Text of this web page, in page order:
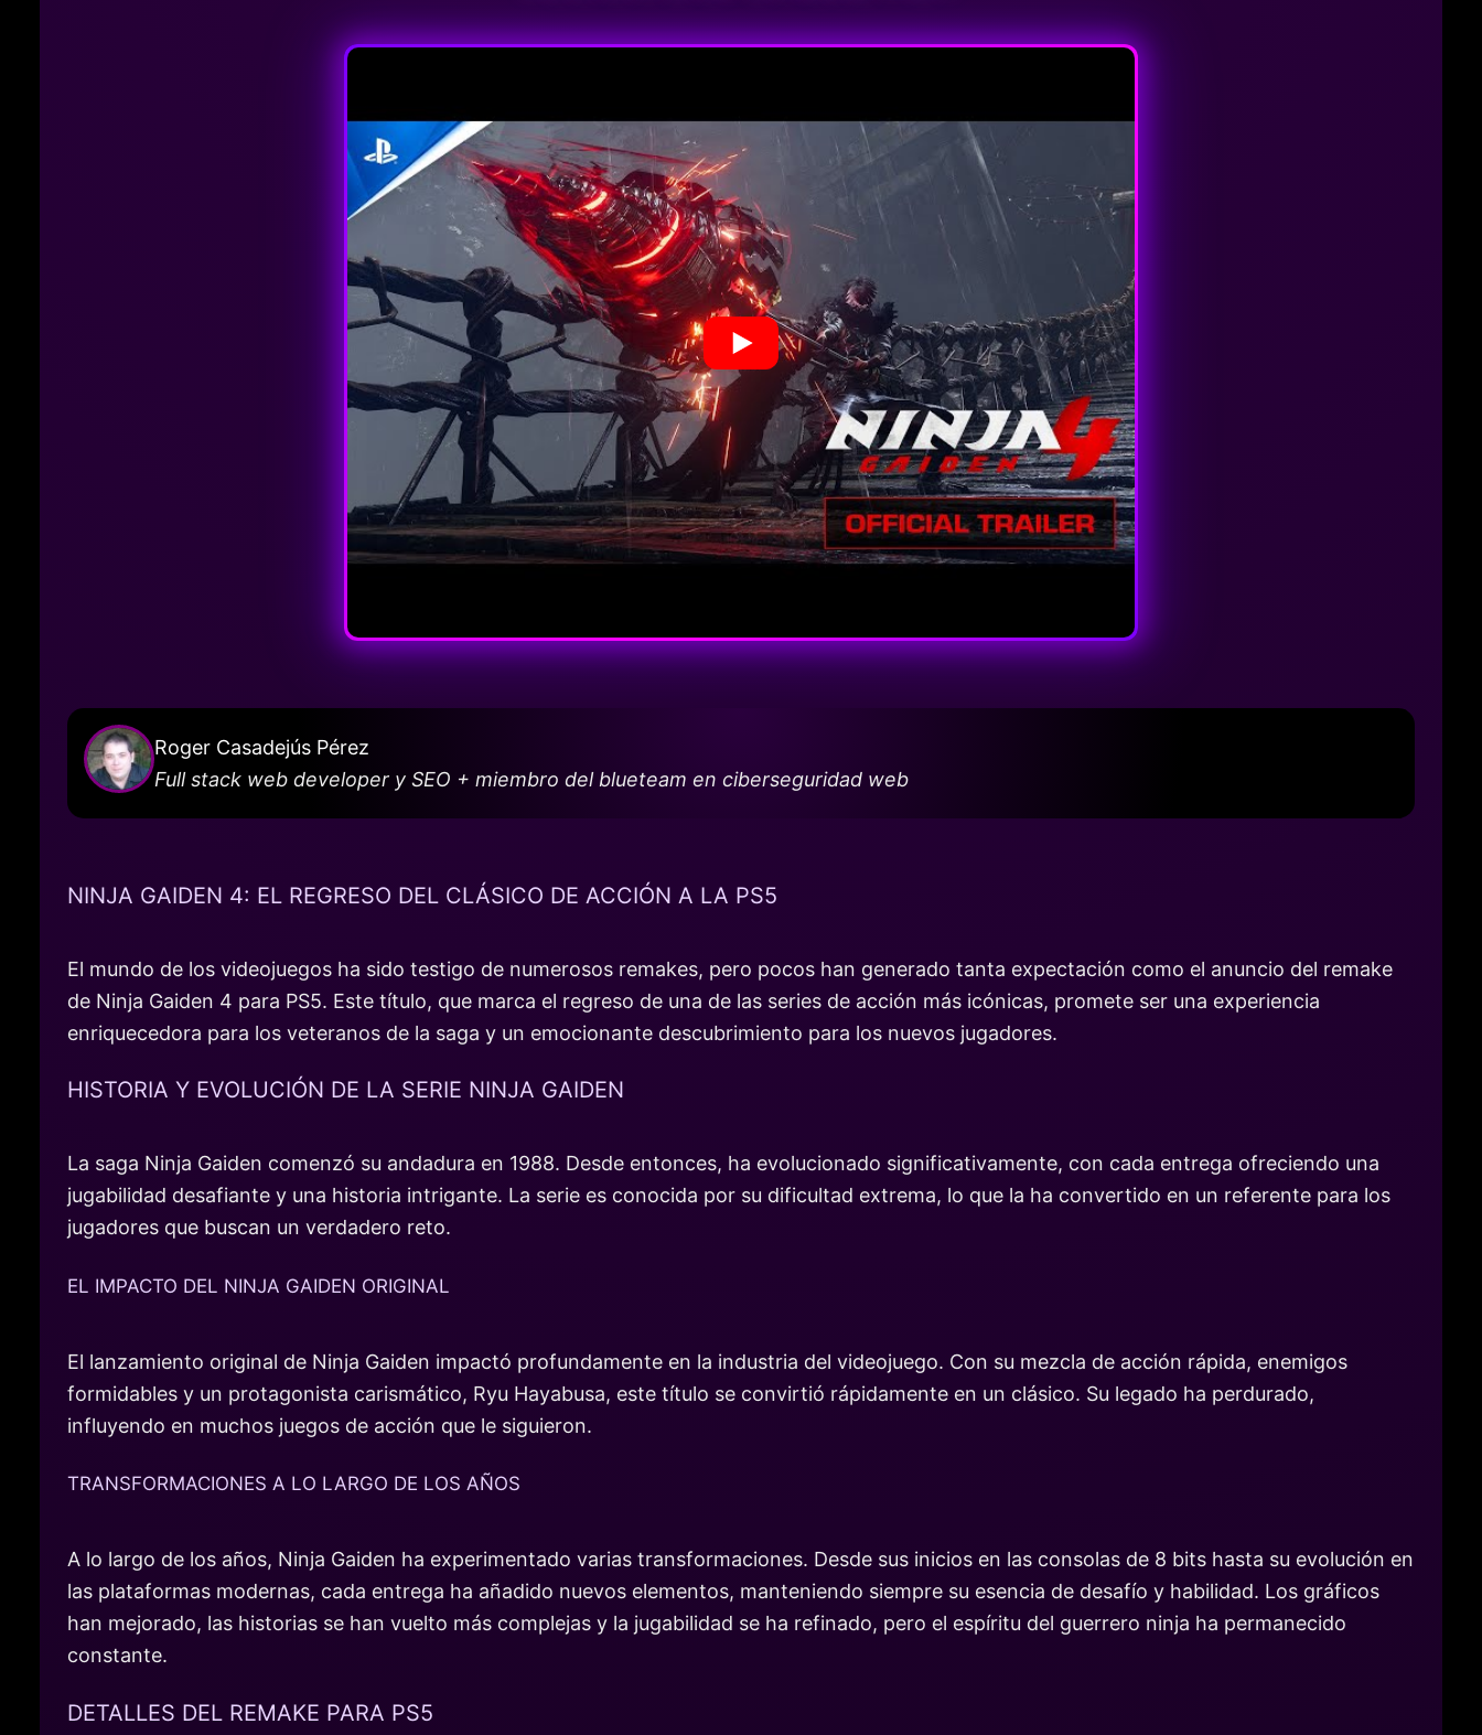
Roger Casadejús Pérez
Full stack web developer y SEO + miembro del blueteam en ciberseguridad web
NINJA GAIDEN 4: EL REGRESO DEL CLÁSICO DE ACCIÓN A LA PS5
El mundo de los videojuegos ha sido testigo de numerosos remakes, pero pocos han generado tanta expectación como el anuncio del remake
de Ninja Gaiden 4 para PS5. Este título, que marca el regreso de una de las series de acción más icónicas, promete ser una experiencia
enriquecedora para los veteranos de la saga y un emocionante descubrimiento para los nuevos jugadores.
HISTORIA Y EVOLUCIÓN DE LA SERIE NINJA GAIDEN
La saga Ninja Gaiden comenzó su andadura en 1988. Desde entonces, ha evolucionado significativamente, con cada entrega ofreciendo una
jugabilidad desafiante y una historia intrigante. La serie es conocida por su dificultad extrema, lo que la ha convertido en un referente para los
jugadores que buscan un verdadero reto.
EL IMPACTO DEL NINJA GAIDEN ORIGINAL
El lanzamiento original de Ninja Gaiden impactó profundamente en la industria del videojuego. Con su mezcla de acción rápida, enemigos
formidables y un protagonista carismático, Ryu Hayabusa, este título se convirtió rápidamente en un clásico. Su legado ha perdurado,
influyendo en muchos juegos de acción que le siguieron.
TRANSFORMACIONES A LO LARGO DE LOS AÑOS
A lo largo de los años, Ninja Gaiden ha experimentado varias transformaciones. Desde sus inicios en las consolas de 8 bits hasta su evolución en
las plataformas modernas, cada entrega ha añadido nuevos elementos, manteniendo siempre su esencia de desafío y habilidad. Los gráficos
han mejorado, las historias se han vuelto más complejas y la jugabilidad se ha refinado, pero el espíritu del guerrero ninja ha permanecido
constante.
DETALLES DEL REMAKE PARA PS5